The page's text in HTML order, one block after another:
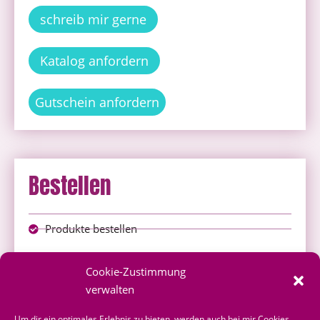
Cookie-Zustimmung
verwalten
schreib mir gerne
Katalog anfordern
Gutschein anfordern
Bestellen
Produkte bestellen
über mich bestellen